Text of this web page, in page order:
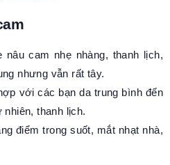
nâu cam nhẹ nhàng, thanh lịch,
nhưng vẫn rất tây.
với các bạn da trung bình đến
thanh lịch.
điểm trong suốt, mắt nhạt nhà,